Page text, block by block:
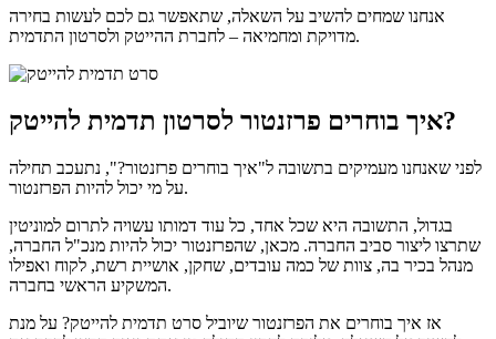
אנחנו שמחים להשיב על השאלה, שתאפשר גם לכם לעשות בחירה
מדויקת ומחמיאה – לחברת ההייטק ולסרטון התדמית.
איך בוחרים פרזנטור לסרטון תדמית להייטק?
לפני שאנחנו מעמיקים בתשובה ל"איך בוחרים פרזנטור?", נתעכב תחילה
על מי יכול להיות הפרזנטור.
בגדול, התשובה היא שכל אחד, כל עוד דמותו עשויה לתרום למוניטין
שתרצו ליצור סביב החברה. מכאן, שהפרזנטור יכול להיות מנכ"ל החברה,
מנהל בכיר בה, צוות של כמה עובדים, שחקן, אושיית רשת, לקוח ואפילו
המשקיע הראשי בחברה.
אז איך בוחרים את הפרזנטור שיוביל סרט תדמית להייטק? על מנת